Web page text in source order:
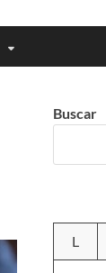
Buscar
L